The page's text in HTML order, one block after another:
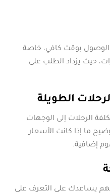
بوقت كافي، خاصة
حيث يزداد الطلب على
الرحلات إلى الوجهات
ما إذا كانت الأسعار
إضافية.
يساعدك على التعرف على